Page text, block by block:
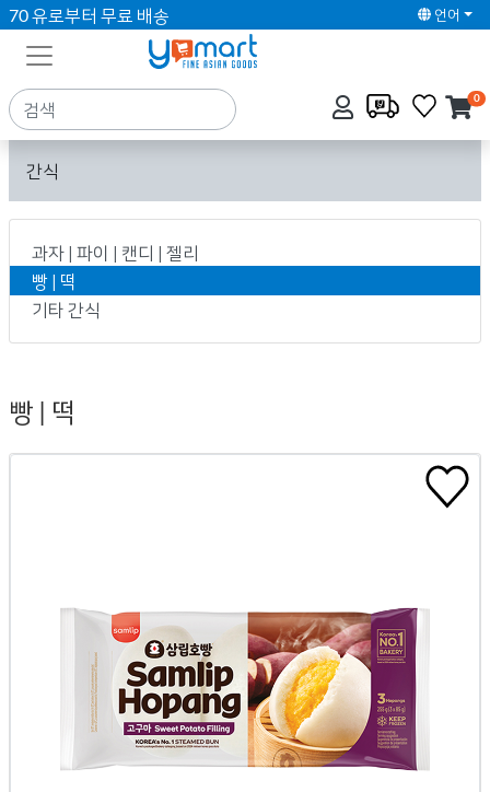
70 유로부터 무료 배송 언어
0
간식
과자 | 파이 | 캔디 | 젤리
빵 | 떡
기타 간식
빵 | 떡